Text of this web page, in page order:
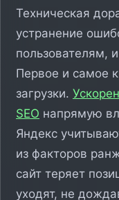
Техническая
устранение
пользователям,
Первое и самое
загрузки.
SEO напрямую
Яндекс
из факторов
сайт теряет
уходят, не